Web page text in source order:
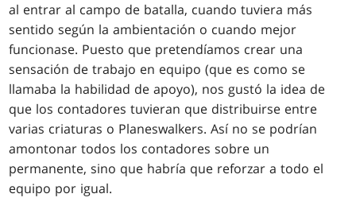
al entrar al campo de batalla, cuando tuviera más
sentido según la ambientación o cuando mejor
funcionase. Puesto que pretendíamos crear una
sensación de trabajo en equipo (que es como se
llamaba la habilidad de apoyo), nos gustó la idea de
que los contadores tuvieran que distribuirse entre
varias criaturas o Planeswalkers. Así no se podrían
amontonar todos los contadores sobre un
permanente, sino que habría que reforzar a todo el
equipo por igual.